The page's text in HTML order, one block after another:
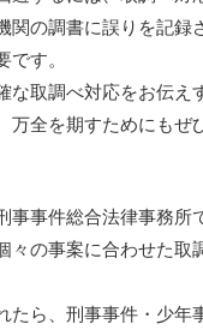
関の調書に誤りを記録
す。
な取調べ対応をお伝え
万全を期すためにもぜ
事事件総合法律事務所
々の事案に合わせた取
たら、刑事事件・少年